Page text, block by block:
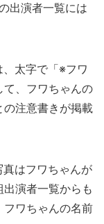
出演者一覧には
太字で「※フワ
て、フワちゃんの
の注意書きが掲載
はフワちゃんが
演者一覧からも
ワちゃんの名前